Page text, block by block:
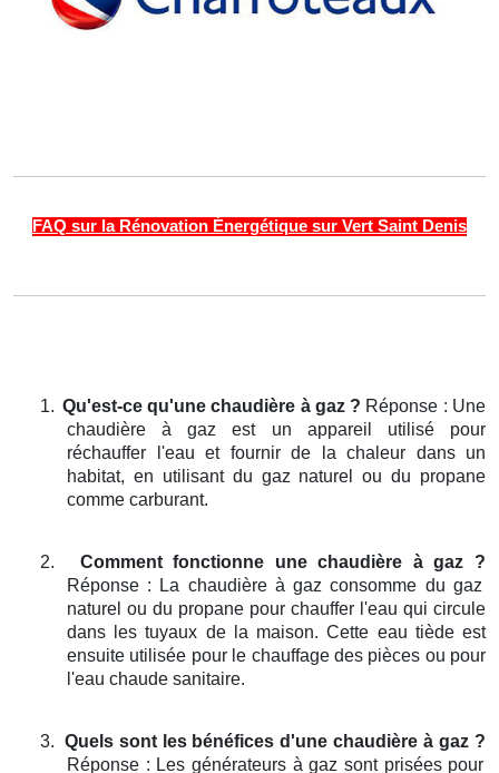
FAQ sur la Rénovation Énergétique sur Vert Saint Denis
1. Qu'est-ce qu'une chaudière à gaz ? Réponse : Une
chaudière à gaz est un appareil utilisé pour
réchauffer l'eau et fournir de la chaleur dans un
habitat, en utilisant du gaz naturel ou du propane
comme carburant.
2.
Comment fonctionne une chaudière à gaz ?
Réponse : La chaudière à gaz consomme du gaz
naturel ou du propane pour chauffer l'eau qui circule
dans les tuyaux de la maison. Cette eau tiède est
ensuite utilisée pour le chauffage des pièces ou pour
l'eau chaude sanitaire.
3. Quels sont les bénéfices d'une chaudière à gaz ?
Réponse : Les générateurs à gaz sont prisées pour